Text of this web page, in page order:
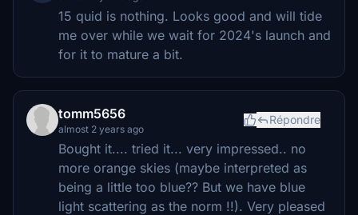
15 quid is nothing. Looks good and will tide
me over while we wait for 2024's launch and
for it to mature a bit.
tomm5656
almost 2 years ago
Répondre
Bought it.... tried it... very impressed.. no
more orange skies (maybe interpreted as
being a little too blue?? But we have blue
light scattering as the norm !!). Very pleased